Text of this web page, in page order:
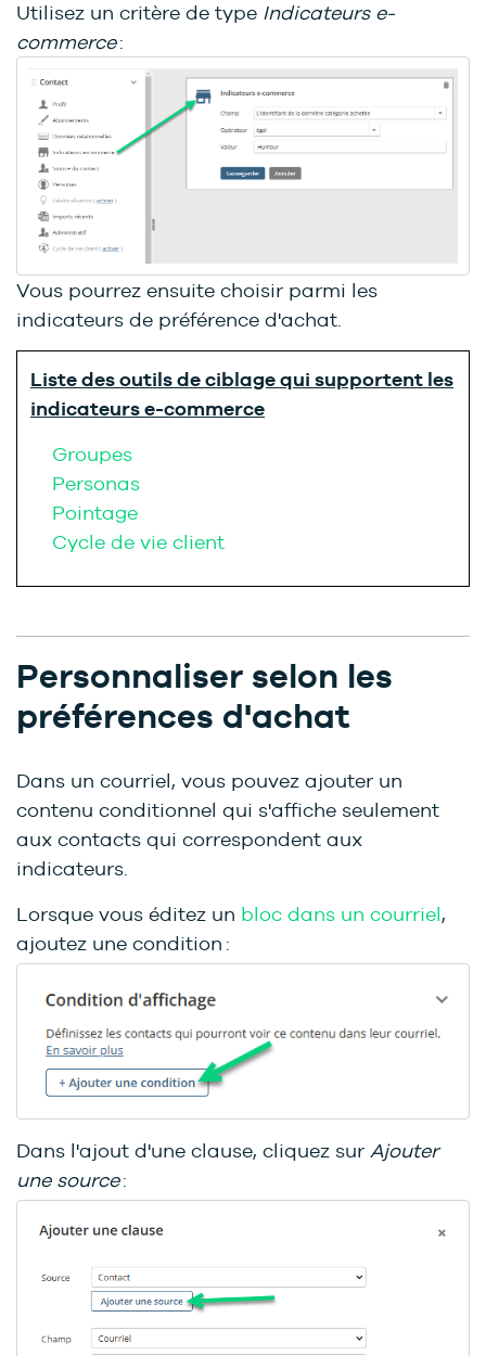
Utilisez un critère de type Indicateurs e-
commerce:
Vous pourrez ensuite choisir parmi les
indicateurs de préférence d'achat.
Liste des outils de ciblage qui supportent les
indicateurs e-commerce
Groupes
Personas
Pointage
Cycle de vie client
Personnaliser selon les
préférences d'achat
Dans un courriel, vous pouvez ajouter un
contenu conditionnel qui s'affiche seulement
aux contacts qui correspondent aux
indicateurs.
Lorsque vous éditez un bloc dans un courriel,
ajoutez une condition :
Dans l'ajout d'une clause, cliquez sur Ajouter
une source: